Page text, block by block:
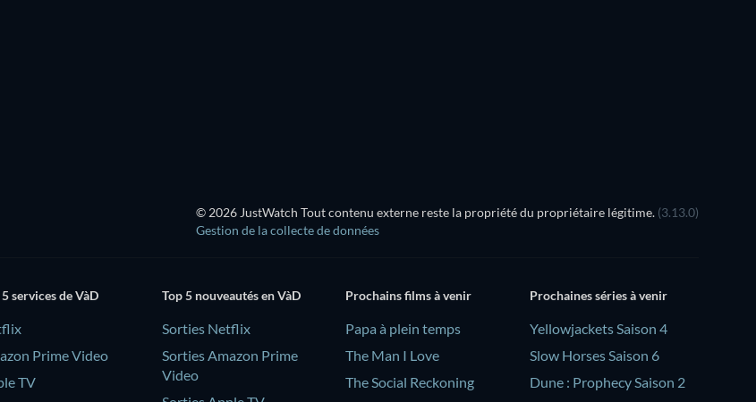
© 2026 JustWatch Tout contenu externe reste la propriété du propriétaire légitime. (3.13.0)
Gestion de la collecte de données
services de VàD
Prime Video
TV
Top 5 nouveautés en VàD
Sorties Netflix
Sorties Amazon Prime
Video
Prochains films à venir
‎Papa à plein temps
The Man I Love
The Social Reckoning
Prochaines séries à venir
Yellowjackets Saison 4
Slow Horses Saison 6
Dune : Prophecy Saison 2